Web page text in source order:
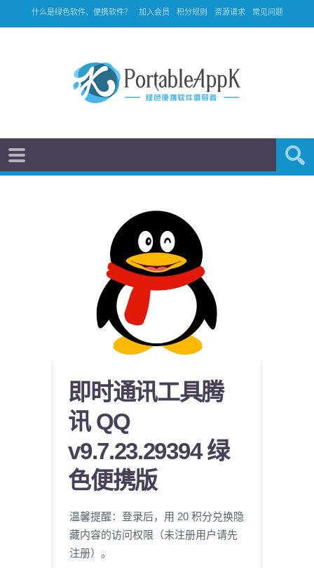
什么是绿色软件、便携软件？ 加入会员 积分规则 资源请求 常见问题
即时通讯工具腾
讯 QQ
v9.7.23.29394 绿
色便携版
温馨提醒：登录后，用 20 积分兑换隐
藏内容的访问权限（未注册用户请先
注册）。